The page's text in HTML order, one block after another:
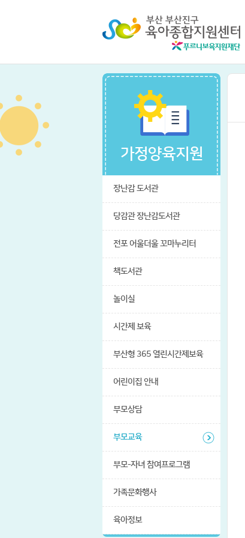
가정양육지원
장난감 도서관
당감관 장난감도서관
전포 어울더울 꼬마누리터
책도서관
놀이실
시간제 보육
부산형 365 열린시간제보육
어린이집 안내
부모상담
부모교육
부모-자녀 참여프로그램
가족문화행사
육아정보